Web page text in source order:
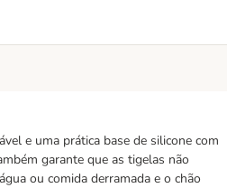
e uma prática base de silicone com
garante que as tigelas não
ou comida derramada e o chão